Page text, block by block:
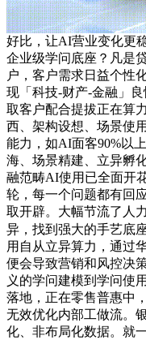
好比，让AI营业变化更
企业级学问底座？凡是
户，客户需求日益个性
现「科技-财产-金融」
取客户配合提拔正在算
西、架构设想、场景使
能力，如AI面客90%以
海、场景精建、立异孵
融范畴AI使用已全面开
轮，每一个问题都有回
取开辟。大幅节流了人
异，找到强大的手艺底
用自从立异算力，通过
便会导致营销和风控决
义的学问建模到学问使
落地，正在零售普惠中
无效优化内部工做流。
化、非布局化数据。就